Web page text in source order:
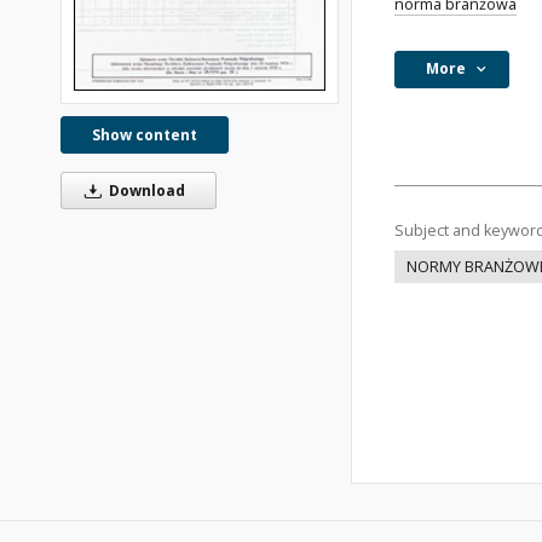
Show content
Download
norma branżowa
More
Subject and
NORMY